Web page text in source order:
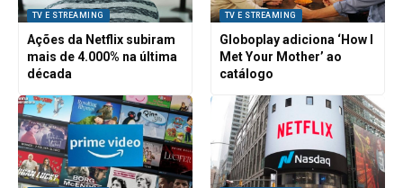
TV E STREAMING
Ações da Netflix subiram
mais de 4.000% na última
década
TV E STREAMING
Globoplay adiciona ‘How I
Met Your Mother’ ao
catálogo